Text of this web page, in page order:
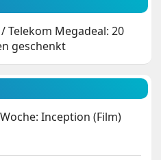
/Telekom Megadeal: 20
geschenkt
Inception (Film)